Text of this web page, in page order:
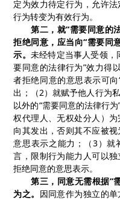
定为效力待定行为，允许
行为转变为有效行为。
第二，就“需要同意的
拒绝同意，应当向“需要同
示。 未经特定当事人受领
要同意的法律行为”效力得
者拒绝同意的意思表示可向
出 ；（2） 就赋予他人行为
以外的“需要同意的法律行为
权代理人、无权处分人 ）
向其发出，否则其不应被
意思表示之能力；（3）就
言，限制行为能力人可以
拒绝同意的意思表示。
第三，同意无需根据“
为之。 因同意作为独立的